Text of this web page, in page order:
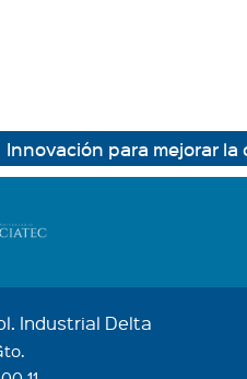
para mejorar la
Industrial Delta